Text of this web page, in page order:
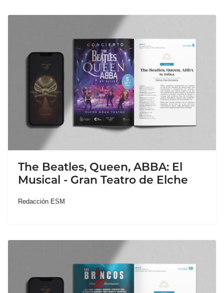
The Beatles, Queen, ABBA: El
Musical - Gran Teatro de Elche
Redacción ESM